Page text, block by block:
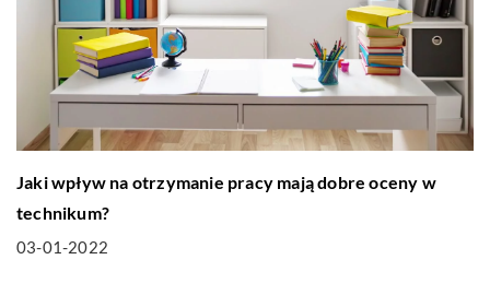
Jaki wpływ na otrzymanie pracy mają dobre oceny w
technikum?
03-01-2022